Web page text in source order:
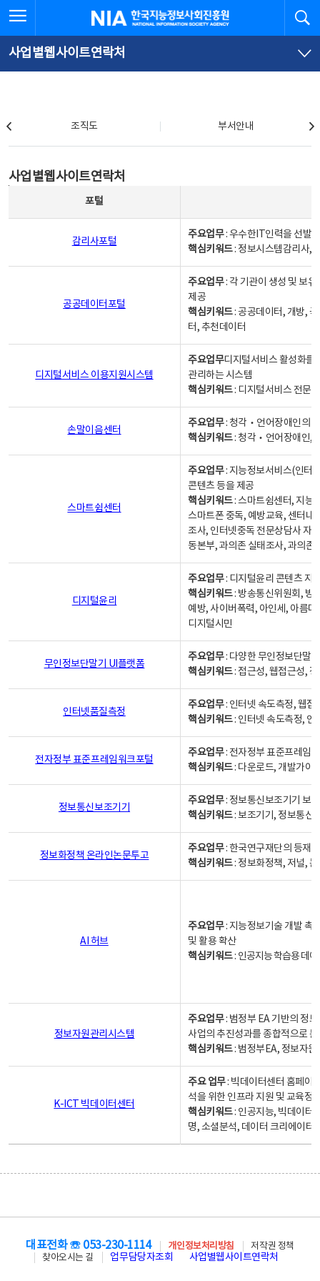
문
로
가
체
뉴
바
가
한국지능정보사회진흥원
사업별웹사이트연락처
조직도 부서안내
사업별웹사이트연락처
포털
감리사포털
주요업무: 우수한IT인력을 선발
핵심키워드: 정보시스템감리사,
공공데이터포털
주요업무: 각 기관이 생성 및 보
제공
핵심키워드: 공공데이터, 개방,
터, 추천데이터
디지털서비스 이용지원시스템
주요업무디지털서비스 활성화를
관리하는 시스템
핵심키워드: 디지털서비스 전문
손말이음센터
주요업무: 청각‧언어장애인의
핵심키워드: 청각‧언어장애인,
스마트쉼센터
주요업무: 지능정보서비스(인터
콘텐츠 등을 제공
핵심키워드: 스마트쉼센터, 지능
스마트폰 중독, 예방교육, 센터내
조사, 인터넷중독 전문상담사 자
동본부, 과의존 실태조사, 과의존
디지털윤리
주요업무: 디지털윤리 콘텐츠 지
핵심키워드: 방송통신위원회, 방
예방, 사이버폭력, 아인세, 아름
디지털시민
무인정보단말기 UI플랫폼
주요업무: 다양한 무인정보단말
핵심키워드: 접근성, 웹접근성,
인터넷품질측정
주요업무: 인터넷 속도측정, 웹접
핵심키워드: 인터넷 속도측정, 인
전자정부 표준프레임워크포털
주요업무: 전자정부 표준프레임
핵심키워드: 다운로드, 개발가이
정보통신보조기기
주요업무: 정보통신보조기기 보
핵심키워드: 보조기기, 정보통신
정보화정책 온라인논문투고
주요업무: 한국연구재단의 등재
핵심키워드: 정보화정책, 저널,
AI 허브
주요업무: 지능정보기술 개발 촉
및 활용 확산
핵심키워드: 인공지능 학습용 데
정보자원관리시스템
주요업무: 범정부 EA 기반의 정
사업의 추진성과를 종합적으로
핵심키워드: 범정부EA, 정보자
K-ICT 빅데이터센터
주요 업무: 빅데이터센터 홈페이
석을 위한 인프라 지원 및 교육정
핵심키워드: 인공지능, 빅데이터,
명, 소셜분석, 데이터 크리에이터
대표전화 ☏ 053-230-1114 개인정보처리방침
저작권 정책
찾아오시는 길
업무담당자조회 사업별웹사이트연락처